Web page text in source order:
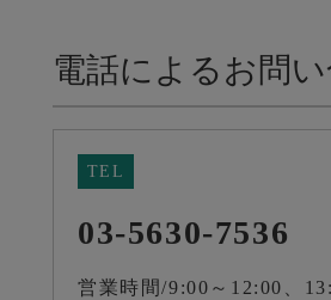
電話によるお問
TEL
03-5630-7536
営業時間/9:00～12:00、